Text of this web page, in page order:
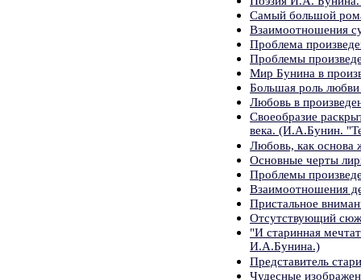
Самый большой
Взаимоотношения
Проблема
Проблемы
Мир Бунина в
Большая роль
Любовь в
Своеобразие
века. (И.А.Бунин.
Любовь, как основа
Основные черты
Проблемы
Взаимоотношения
Пристальное
Отсутствующий
"И старинная
И.А.Бунина.)
Представитель
Чудесные